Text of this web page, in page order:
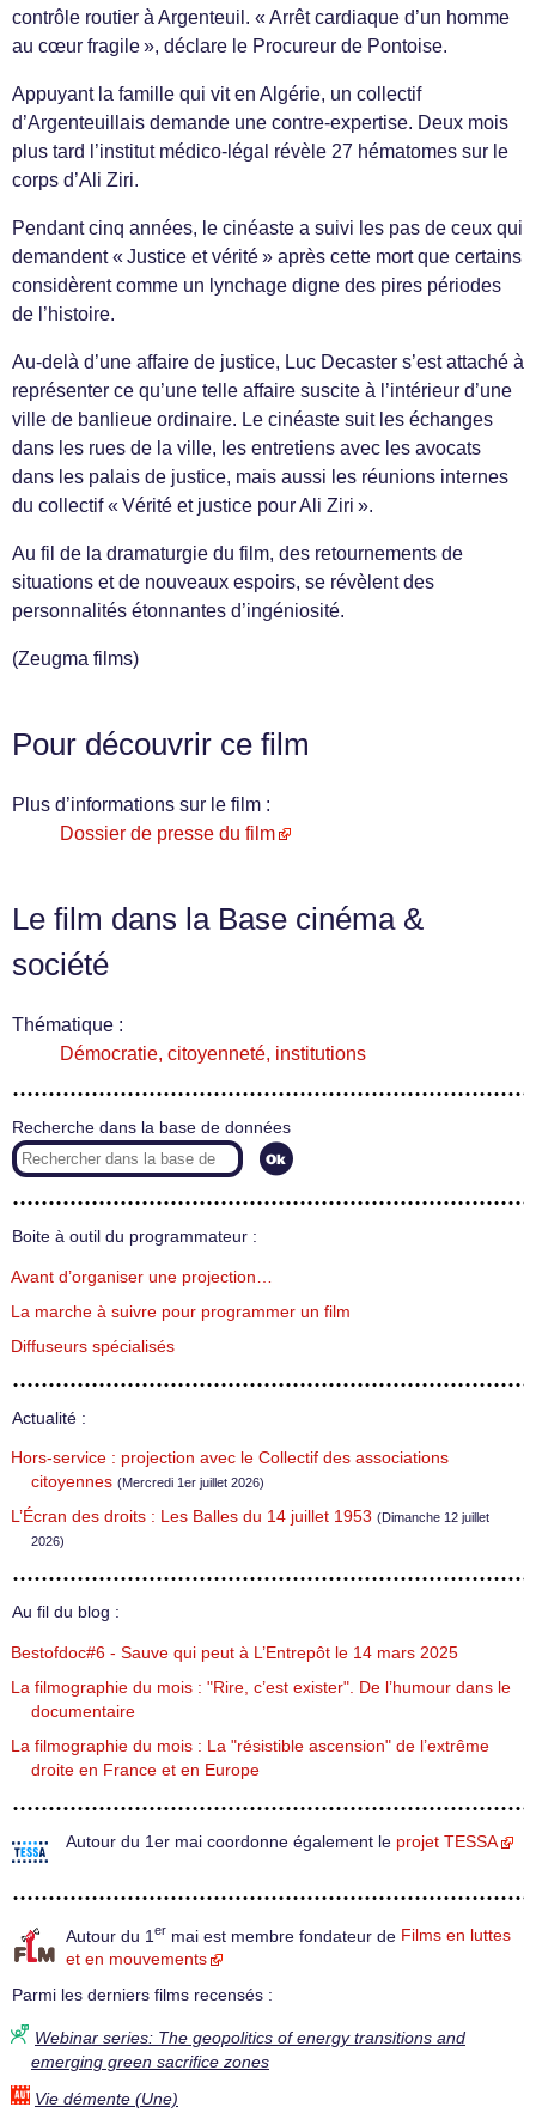
contrôle routier à Argenteuil. « Arrêt cardiaque d’un homme
au cœur fragile », déclare le Procureur de Pontoise.
Appuyant la famille qui vit en Algérie, un collectif
d’Argenteuillais demande une contre-expertise. Deux mois
plus tard l’institut médico-légal révèle 27 hématomes sur le
corps d’Ali Ziri.
Pendant cinq années, le cinéaste a suivi les pas de ceux qui
demandent « Justice et vérité » après cette mort que certains
considèrent comme un lynchage digne des pires périodes
de l’histoire.
Au-delà d’une affaire de justice, Luc Decaster s’est attaché à
représenter ce qu’une telle affaire suscite à l’intérieur d’une
ville de banlieue ordinaire. Le cinéaste suit les échanges
dans les rues de la ville, les entretiens avec les avocats
dans les palais de justice, mais aussi les réunions internes
du collectif « Vérité et justice pour Ali Ziri ».
Au fil de la dramaturgie du film, des retournements de
situations et de nouveaux espoirs, se révèlent des
personnalités étonnantes d’ingéniosité.
(Zeugma films)
Pour découvrir ce film
Plus d’informations sur le film :
Dossier de presse du film
Le film dans la Base cinéma &
société
Thématique :
Démocratie, citoyenneté, institutions
Recherche dans la base de données
Boite à outil du programmateur :
Avant d’organiser une projection…
La marche à suivre pour programmer un film
Diffuseurs spécialisés
Actualité :
Hors-service : projection avec le Collectif des associations
citoyennes (Mercredi 1er juillet 2026)
L’Écran des droits : Les Balles du 14 juillet 1953 (Dimanche 12 juillet
2026)
Au fil du blog :
Bestofdoc#6 - Sauve qui peut à L’Entrepôt le 14 mars 2025
La filmographie du mois : "Rire, c’est exister". De l’humour dans le
documentaire
La filmographie du mois : La "résistible ascension" de l’extrême
droite en France et en Europe
Autour du 1er mai coordonne également le projet TESSA
Autour du 1 er mai est membre fondateur de Films en luttes
et en mouvements
Parmi les derniers films recensés :
Webinar series: The geopolitics of energy transitions and
emerging green sacrifice zones
Vie démente (Une)